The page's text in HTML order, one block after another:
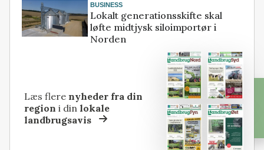
BUSINESS
Lokalt generationsskifte skal
løfte midtjysk siloimportør i
Norden
Læs flere nyheder fra din
region i dinlokale
landbrugsavis